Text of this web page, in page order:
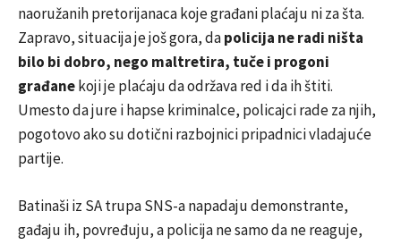
naoružanih pretorijanaca koje građani plaćaju ni za šta.
Zapravo, situacija je još gora, dapolicija ne radi ništa
bilo bi dobro, nego maltretira, tuče i progoni
građanekoji je plaćaju da održava red i da ih štiti.
Umesto da jure i hapse kriminalce, policajci rade za njih,
pogotovo ako su dotični razbojnici pripadnici vladajuće
partije.
Batinaši iz SA trupa SNS-a napadaju demonstrante,
gađaju ih, povređuju, a policija ne samo da ne reaguje,